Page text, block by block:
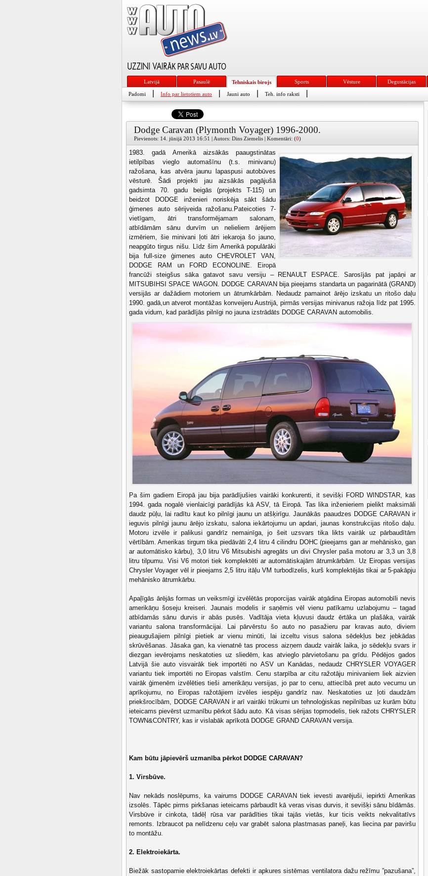
Latvijā Pasaulē Tehniskais birojs Sports Vēsture Degustācijas
Padomi Info par lietotiem auto Jauni auto Teh. info raksti
Dodge Caravan (Plymonth Voyager) 1996-2000.
Pievienots: 14. jūnijā 2013 16:51 | Autors: Dins Ziemelis | Komentāri: (0)
1983. gadā Amerikā aizsākās paaugstinātas
ietilpības vieglo automašīnu (t.s. minivanu)
ražošana, kas atvēra jaunu lapaspusi autobūves
vēsturē. Šādi projekti jau aizsākās pagājušā
gadsimta 70. gadu beigās (projekts T-115) un
beidzot DODGE inženieri noriskēja sākt šādu
ģimenes auto sērijveida ražošanu.Pateicoties 7-
vietīgam, ātri transformējamam salonam,
atbīdāmām sānu durvīm un nelieliem ārējiem
izmēriem, šie minivani ļoti ātri iekaroja šo jauno,
neapgūto tirgus nišu. Līdz šim Amerikā populārāki
bija full-size ģimenes auto CHEVROLET VAN,
DODGE RAM un FORD ECONOLINE. Eiropā
francūži steigšus sāka gatavot savu versiju – RENAULT ESPACE. Sarosījās pat japāņi ar
MITSUBIHSI SPACE WAGON. DODGE CARAVAN bija pieejams standarta un pagarinātā (GRAND)
versijās ar dažādiem motoriem un ātrumkārbām. Nedaudz pamainot ārējo izskatu un ritošo daļu
1990. gadā,un atverot montāžas konveijeru Austrijā, pirmās versijas minivanus ražoja līdz pat 1995.
gada vidum, kad parādījās pilnīgi no jauna izstrādāts DODGE CARAVAN automobilis.
Pa šim gadiem Eiropā jau bija parādījušies vairāki konkurenti, it sevišķi FORD WINDSTAR, kas
1994. gada nogalē vienlaicīgi parādījās kā ASV, tā Eiropā. Tas lika inženieriem pielikt maksimāli
daudz pūļu, lai radītu kaut ko pilnīgi jaunu un atšķirīgu. Jaunākās paaudzes DODGE CARAVAN ir
ieguvis pilnīgi jaunu ārējo izskatu, salona iekārtojumu un apdari, jaunas konstrukcijas ritošo daļu.
Motoru izvēle ir palikusi gandrīz nemainīga, jo šeit uzsvars tika likts vairāk uz pārbaudītām
vērtībām. Amerikas tirgum tika piedāvāti 2,4 litru 4 cilindru DOHC (pieejams gan ar mehānisko, gan
ar automātisko kārbu), 3,0 litru V6 Mitsubishi agregāts un divi Chrysler paša motoru ar 3,3 un 3,8
litru tilpumu. Visi V6 motori tiek komplektēti ar automātiskajām ātrumkārbām. Uz Eiropas versijas
Chrysler Voyager vēl ir pieejams 2,5 litru itāļu VM turbodīzelis, kurš komplektējās tikai ar 5-pakāpju
mehānisko ātrumkārbu.
Apaļīgās ārējās formas un veiksmīgi izvēlētās proporcijas vairāk atgādina Eiropas automobīli nevis
amerikāņu šoseju kreiseri. Jaunais modelis ir saņēmis vēl vienu patīkamu uzlabojumu – tagad
atbīdamās sānu durvis ir abās pusēs. Vadītāja vieta kļuvusi daudz ērtāka un plašāka, vairāk
variantu salona transformācijai. Lai pārvērstu šo auto no pasažieru par kravas auto, diviem
pieaugušajiem pilnīgi pietiek ar vienu minūti, lai izceltu visus salona sēdekļus bez jebkādas
skrūvēšanas. Jāsaka gan, ka vienatnē tas process aizņem daudz vairāk laika, jo sēdekļu svars ir
diezgan ievērojams neskatoties uz sliedēm, kas atvieglo pārvietošanu pa grīdu. Pēdējos gados
Latvijā šie auto visvairāk tiek importēti no ASV un Kanādas, nedaudz CHRYSLER VOYAGER
variantu tiek importēti no Eiropas valstīm. Cenu starpība ar citu ražotāju minivaniem liek aizvien
vairāk ģimenēm izvēlēties tieši amerikāņu versijas, jo par to cenu, attiecībā pret auto vecumu un
aprīkojumu, no Eiropas ražotājiem izvēles iespēju gandrīz nav. Neskatoties uz ļoti daudzām
priekšrocībām, DODGE CARAVAN ir arī vairāki trūkumi un tehnoloģiskas nepilnības uz kurām būtu
ieteicams pievērst uzmanību pērkot šādu auto. Kā visas sērijas topmodelis, tiek ražots CHRYSLER
TOWN&CONTRY, kas ir vislabāk aprīkotā DODGE GRAND CARAVAN versija.
Kam būtu jāpievērš uzmanība pērkot DODGE CARAVAN?
1. Virsbūve.
Nav nekāds noslēpums, ka vairums DODGE CARAVAN tiek ievesti avarējuši, iepirkti Amerikas
izsolēs. Tāpēc pirms pirkšanas ieteicams pārbaudīt kā veras visas durvis, it sevišķi sānu bīdāmās.
Virsbūve ir cinkota, tādēļ rūsa var parādīties tikai tajās vietās, kur ticis veikts nekvalitatīvs
remonts. Izbraucot pa nelīdzenu ceļu var grabēt salona plastmasas paneļi, kas liecina par paviršu
to montāžu.
2. Elektroiekārta.
Biežāk sastopamie elektroiekārtas defekti ir apkures sistēmas ventilatora dažu režīmu ”pazušana”,